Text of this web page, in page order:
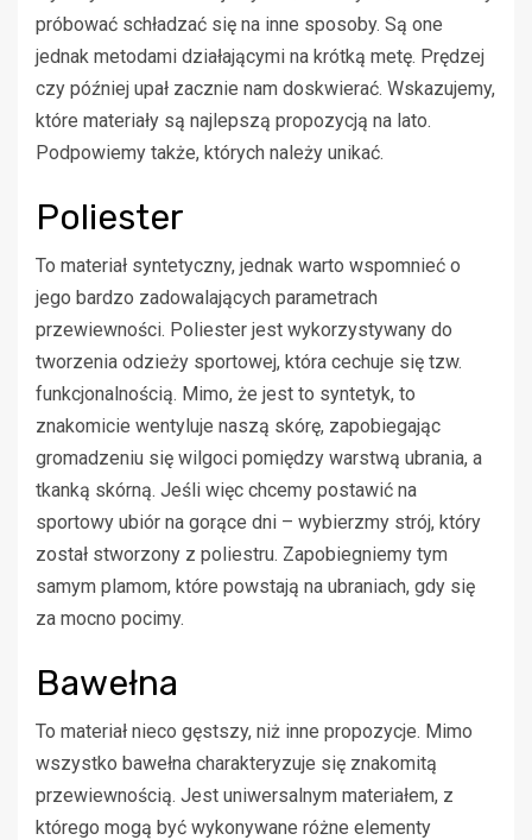
próbować schładzać się na inne sposoby. Są one
jednak metodami działającymi na krótką metę. Prędzej
czy później upał zacznie nam doskwierać. Wskazujemy,
które materiały są najlepszą propozycją na lato.
Podpowiemy także, których należy unikać.
Poliester
To materiał syntetyczny, jednak warto wspomnieć o
jego bardzo zadowalających parametrach
przewiewności. Poliester jest wykorzystywany do
tworzenia odzieży sportowej, która cechuje się tzw.
funkcjonalnością. Mimo, że jest to syntetyk, to
znakomicie wentyluje naszą skórę, zapobiegając
gromadzeniu się wilgoci pomiędzy warstwą ubrania, a
tkanką skórną. Jeśli więc chcemy postawić na
sportowy ubiór na gorące dni – wybierzmy strój, który
został stworzony z poliestru. Zapobiegniemy tym
samym plamom, które powstają na ubraniach, gdy się
za mocno pocimy.
Bawełna
To materiał nieco gęstszy, niż inne propozycje. Mimo
wszystko bawełna charakteryzuje się znakomitą
przewiewnością. Jest uniwersalnym materiałem, z
którego mogą być wykonywane różne elementy